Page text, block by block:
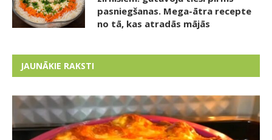
pasniegšanas. Mega-ātra recepte
no tā, kas atradās mājās
JAUNĀKIE RAKSTI